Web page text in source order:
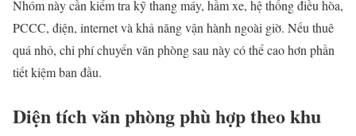
Nhóm này cần kiểm tra kỹ thang máy, hầm xe, hệ thống điều hòa,
PCCC, điện, internet và khả năng vận hành ngoài giờ. Nếu thuê
quá nhỏ, chi phí chuyển văn phòng sau này có thể cao hơn phần
tiết kiệm ban đầu.
Diện tích văn phòng phù hợp theo khu